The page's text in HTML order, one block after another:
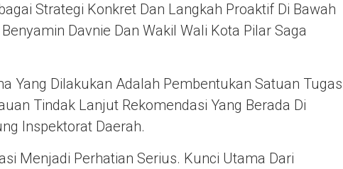
Strategi Konkret Dan Langkah Proaktif Di Bawah
Davnie Dan Wakil Wali Kota Pilar Saga
Yang Dilakukan Adalah Pembentukan Satuan Tugas
Tindak Lanjut Rekomendasi Yang Berada Di
Inspektorat Daerah.
Menjadi Perhatian Serius. Kunci Utama Dari